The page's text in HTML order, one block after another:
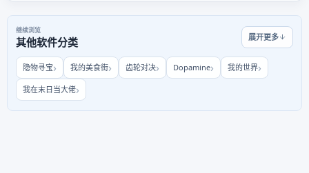
继续浏览
其他软件分类 展开更多
隐物寻宝 我的美食街 齿轮对决 Dopamine 我的世界
我在末日当大佬